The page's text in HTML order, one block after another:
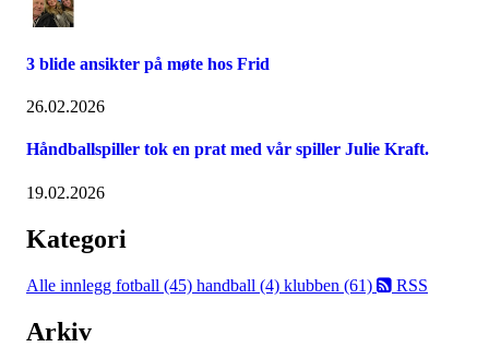
3 blide ansikter på møte hos Frid
26.02.2026
Håndballspiller tok en prat med vår spiller Julie Kraft.
19.02.2026
Kategori
Alle innlegg fotball (45) handball (4) klubben (61) RSS
Arkiv